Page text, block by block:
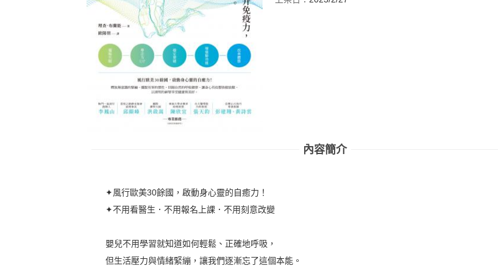
內容簡介
✦風行歐美30餘國，啟動身心靈的自癒力！
✦不用看醫生．不用報名上課．不用刻意改變
嬰兒不用學習就知道如何輕鬆、正確地呼吸，
但生活壓力與情緒緊繃，讓我們逐漸忘了這個本能。